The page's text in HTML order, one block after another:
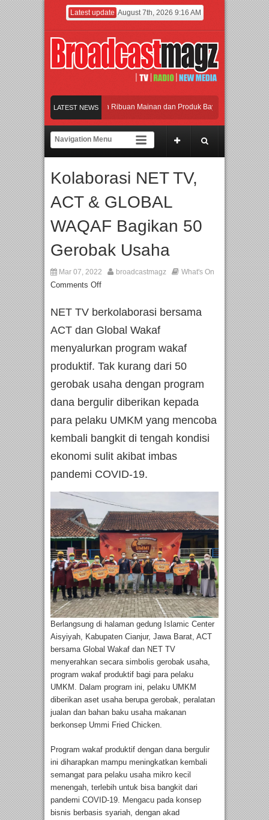
Latest update August 7th, 2026 9:16 AM
LATEST NEWS
Jakarta dengan Ribuan Mainan dan Produk Bayi dari Seluruh Dunia,
Gerbang Inovasi dan Peluang Bisnis Industri Gifts dan Housewares Asia
Perpaduan Warisan Dan Semangat Lokal, BIRKENSTOCK INDONESIA
Jakarta dengan Ribuan Mainan dan Produk Bayi dari Seluruh Dunia,
Kolaborasi NET TV,
ACT & GLOBAL
WAQAF Bagikan 50
Gerobak Usaha
Mar 07, 2022 broadcastmagz What's On
Comments Off
NET TV berkolaborasi bersama
ACT dan Global Wakaf
menyalurkan program wakaf
produktif. Tak kurang dari 50
gerobak usaha dengan program
dana bergulir diberikan kepada
para pelaku UMKM yang mencoba
kembali bangkit di tengah kondisi
ekonomi sulit akibat imbas
pandemi COVID-19.
Berlangsung di halaman gedung Islamic Center
Aisyiyah, Kabupaten Cianjur, Jawa Barat, ACT
bersama Global Wakaf dan NET TV
menyerahkan secara simbolis gerobak usaha,
program wakaf produktif bagi para pelaku
UMKM. Dalam program ini, pelaku UMKM
diberikan aset usaha berupa gerobak, peralatan
jualan dan bahan baku usaha makanan
berkonsep Ummi Fried Chicken.
Program wakaf produktif dengan dana bergulir
ini diharapkan mampu meningkatkan kembali
semangat para pelaku usaha mikro kecil
menengah, terlebih untuk bisa bangkit dari
pandemi COVID-19. Mengacu pada konsep
bisnis berbasis syariah, dengan akad